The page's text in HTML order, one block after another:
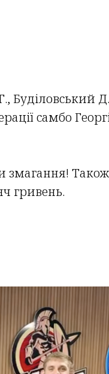
Г.,
самбо
гривень.